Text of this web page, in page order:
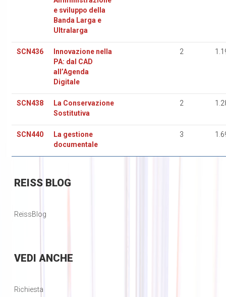
e sviluppo della
Banda Larga e
Ultralarga
SCN436
Innovazione nella
PA: dal CAD
all’Agenda
Digitale
2
SCN438
La Conservazione
Sostitutiva
2
SCN440
La gestione
documentale
3
REISSBLOG
ReissBlog
VEDI ANCHE
Richiesta